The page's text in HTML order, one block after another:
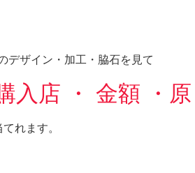
デザイン・加工・脇石を見て
入店 ・ 金額 ・原
れます。